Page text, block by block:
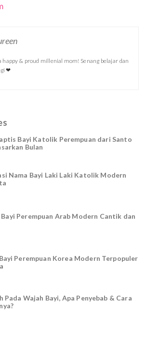
happy & proud millenial mom! Senang belajar dan
❤
Bayi Katolik Perempuan dari Santo
Bulan
Nama Bayi Laki Laki Katolik Modern
Bayi Perempuan Arab Modern Cantik dan
Perempuan Korea Modern Terpopuler
Wajah Bayi, Apa Penyebab & Cara